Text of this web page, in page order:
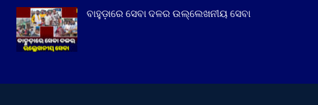
ବାହୁଡ଼ାରେ ସେବା ଦଳର ଉଲ୍ଲେଖନୀୟ ସେବା